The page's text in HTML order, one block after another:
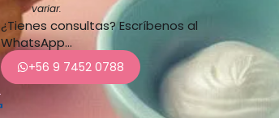
variar.
¿Tienes consultas? Escríbenos al
WhatsApp…
+56 9 7452 0788